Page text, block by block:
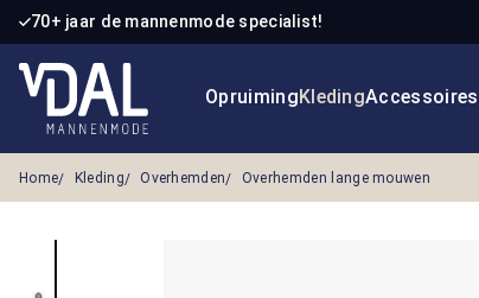
de hoofdinhoud
Ga naar de zoekopdracht
Ga naar de hoofdnavigatie
70+ jaar de mannenmode specialist!
OpruimingKledingAccessoires
Home Kleding Overhemden Overhemden lange mouwen